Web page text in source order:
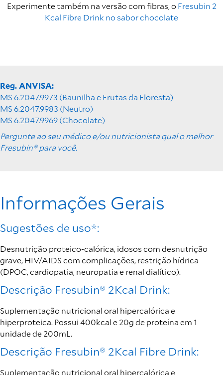
Experimente também na versão com fibras, o Fresubin 2
Kcal Fibre Drink no sabor chocolate
Reg. ANVISA:
MS 6.2047.9973 (Baunilha e Frutas da Floresta)
MS 6.2047.9983 (Neutro)
MS 6.2047.9969 (Chocolate)
Pergunte ao seu médico e/ou nutricionista qual o melhor
Fresubin® para você.
Informações Gerais
Sugestões de uso*:
Desnutrição proteico-calórica, idosos com desnutrição
grave, HIV/AIDS com complicações, restrição hídrica
(DPOC, cardiopatia, neuropatia e renal dialítico).
Descrição Fresubin® 2Kcal Drink:
Suplementação nutricional oral hipercalórica e
hiperproteica. Possui 400kcal e 20g de proteína em 1
unidade de 200mL.
Descrição Fresubin® 2Kcal Fibre Drink:
Suplementação nutricional oral hipercalórica e